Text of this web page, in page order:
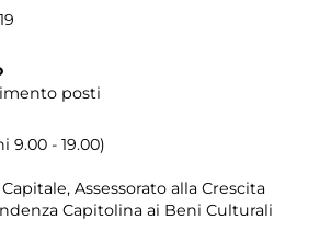
posti
- 19.00)
Assessorato alla Crescita
Capitolina ai Beni Culturali